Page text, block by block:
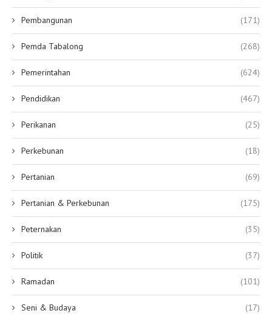
Pembangunan (171)
Pemda Tabalong (268)
Pemerintahan (624)
Pendidikan (467)
Perikanan (25)
Perkebunan (18)
Pertanian (69)
Pertanian & Perkebunan (175)
Peternakan (35)
Politik (37)
Ramadan (101)
Seni & Budaya (17)